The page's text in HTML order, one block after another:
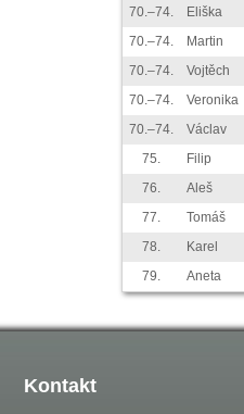
70.–74.
Eliška
70.–74.
Martin
70.–74.
Vojtěch
70.–74.
Veronika
70.–74.
Václav
75.
Filip
76.
Aleš
77.
Tomáš
78.
Karel
79.
Aneta
Kontakt